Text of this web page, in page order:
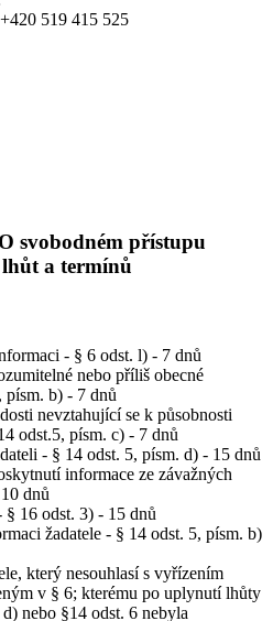
519 415 525
svobodném přístupu
a termínů
- § 6 odst. l) - 7 dnů
nebo příliš obecné
písm. b) - 7 dnů
nevztahující se k působnosti
odst.5, písm. c) - 7 dnů
- § 14 odst. 5, písm. d) - 15 dnů
informace ze závažných
dnů
16 odst. 3) - 15 dnů
žadatele - § 14 odst. 5, písm. b)
který nesouhlasí s vyřízením
v § 6; kterému po uplynutí lhůty
nebo §14 odst. 6 nebyla